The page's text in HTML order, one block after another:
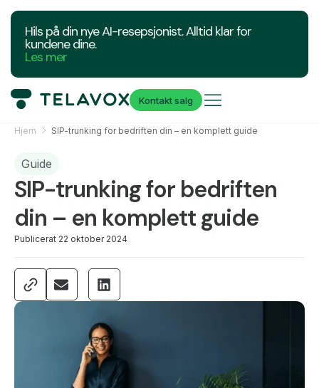
Hils på din nye AI-resepsjonist. Alltid klar for
kundene dine.
Les mer
Kontakt salg
Hjem SIP-trunking for bedriften din – en komplett guide
Guide
SIP-trunking for bedriften
din – en komplett guide
Publicerat 22 oktober 2024